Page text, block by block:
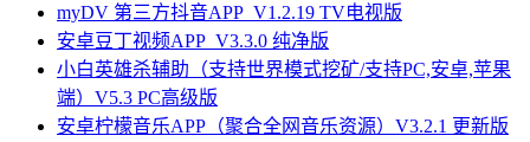
myDV 第三方抖音APP_V1.2.19 TV电视版
安卓豆丁视频APP_V3.3.0 纯净版
小白英雄杀辅助（支持世界模式挖矿/支持PC,安卓,苹果
端）V5.3 PC高级版
安卓柠檬音乐APP（聚合全网音乐资源）V3.2.1 更新版